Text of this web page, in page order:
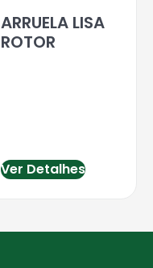
ARRUELA LISA
ROTOR
Ver Detalhes